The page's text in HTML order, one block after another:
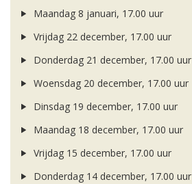
Maandag 8 januari, 17.00 uur
Vrijdag 22 december, 17.00 uur
Donderdag 21 december, 17.00 uur
Woensdag 20 december, 17.00 uur
Dinsdag 19 december, 17.00 uur
Maandag 18 december, 17.00 uur
Vrijdag 15 december, 17.00 uur
Donderdag 14 december, 17.00 uur